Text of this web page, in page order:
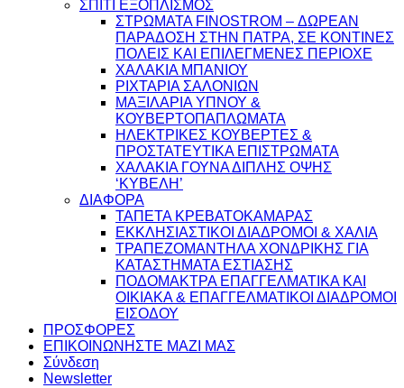
ΣΠΙΤΙ ΕΞΟΠΛΙΣΜΟΣ
ΣΤΡΩΜΑΤΑ FINOSTROM – ΔΩΡΕΑΝ
ΠΑΡΑΔΟΣΗ ΣΤΗΝ ΠΑΤΡΑ, ΣΕ ΚΟΝΤΙΝΕΣ
ΠΟΛΕΙΣ ΚΑΙ ΕΠΙΛΕΓΜΕΝΕΣ ΠΕΡΙΟΧΕ
ΧΑΛΑΚΙΑ ΜΠΑΝΙΟΥ
ΡΙΧΤΑΡΙΑ ΣΑΛΟΝΙΩΝ
ΜΑΞΙΛΑΡΙΑ ΥΠΝΟΥ &
ΚΟΥΒΕΡΤΟΠΑΠΛΩΜΑΤΑ
ΗΛΕΚΤΡΙΚΕΣ ΚΟΥΒΕΡΤΕΣ &
ΠΡΟΣΤΑΤΕΥΤΙΚΑ ΕΠΙΣΤΡΩΜΑΤΑ
ΧΑΛΑΚΙΑ ΓΟΥΝΑ ΔΙΠΛΗΣ ΟΨΗΣ
‘ΚΥΒΕΛΗ’
ΔΙΑΦΟΡΑ
ΤΑΠΕΤΑ ΚΡΕΒΑΤΟΚΑΜΑΡΑΣ
ΕΚΚΛΗΣΙΑΣΤΙΚΟΙ ΔΙΑΔΡΟΜΟΙ & ΧΑΛΙΑ
ΤΡΑΠΕΖΟΜΑΝΤΗΛΑ ΧΟΝΔΡΙΚΗΣ ΓΙΑ
ΚΑΤΑΣΤΗΜΑΤΑ ΕΣΤΙΑΣΗΣ
ΠΟΔΟΜΑΚΤΡΑ ΕΠΑΓΓΕΛΜΑΤΙΚΑ ΚΑΙ
ΟΙΚΙΑΚΑ & ΕΠΑΓΓΕΛΜΑΤΙΚΟΙ ΔΙΑΔΡΟΜΟΙ
ΕΙΣΟΔΟΥ
ΠΡΟΣΦΟΡΕΣ
ΕΠΙΚΟΙΝΩΝΗΣΤΕ ΜΑΖΙ ΜΑΣ
Σύνδεση
Newsletter